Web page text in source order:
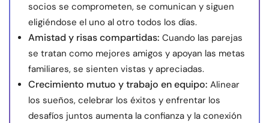
socios se comprometen, se comunican y siguen
eligiéndose el uno al otro todos los días.
Amistad y risas compartidas: Cuando las parejas
se tratan como mejores amigos y apoyan las metas
familiares, se sienten vistas y apreciadas.
Crecimiento mutuo y trabajo en equipo: Alinear
los sueños, celebrar los éxitos y enfrentar los
desafíos juntos aumenta la confianza y la conexión